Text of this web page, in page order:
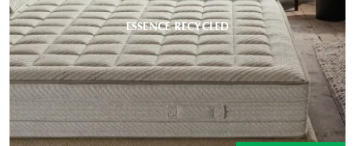
ESSENCE RECYCLED